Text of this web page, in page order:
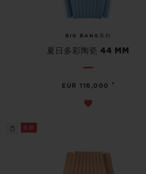
BIG BANG系列
夏日多彩陶瓷 44 MM
EUR 116,000 •
全新